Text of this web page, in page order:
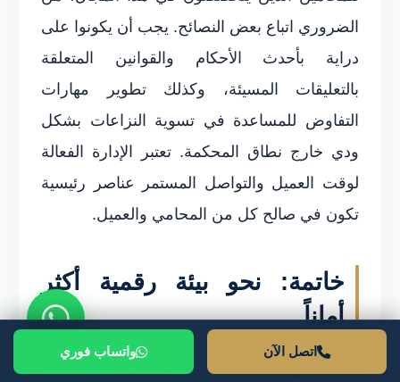
الضروري اتباع بعض النصائح. يجب أن يكونوا على
دراية بأحدث الأحكام والقوانين المتعلقة
بالتعليقات المسيئة، وكذلك تطوير مهارات
التفاوض للمساعدة في تسوية النزاعات بشكل
ودي خارج نطاق المحكمة. تعتبر الإدارة الفعالة
لوقت العميل والتواصل المستمر عناصر رئيسية
تكون في صالح كل من المحامي والعميل.
خاتمة: نحو بيئة رقمية أكثر
أماناً
إن التعليق المسيء وجريمته القانونية قد أصبحا
اتصل الآن واتساب فوري